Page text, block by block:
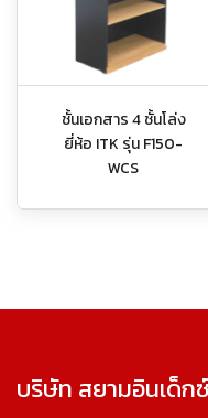
ชั้นเอกสาร 4 ชั้นโล่ง
ยี่ห้อ ITK รุ่น F150-
WCS
บริษัท สยามอินเด็ก